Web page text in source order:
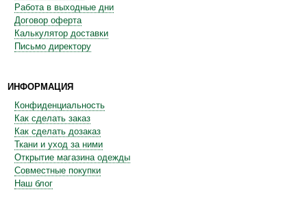
Работа в выходные дни
Договор оферта
Калькулятор доставки
Письмо директору
ИНФОРМАЦИЯ
Конфиденциальность
Как сделать заказ
Как сделать дозаказ
Ткани и уход за ними
Открытие магазина одежды
Совместные покупки
Наш блог